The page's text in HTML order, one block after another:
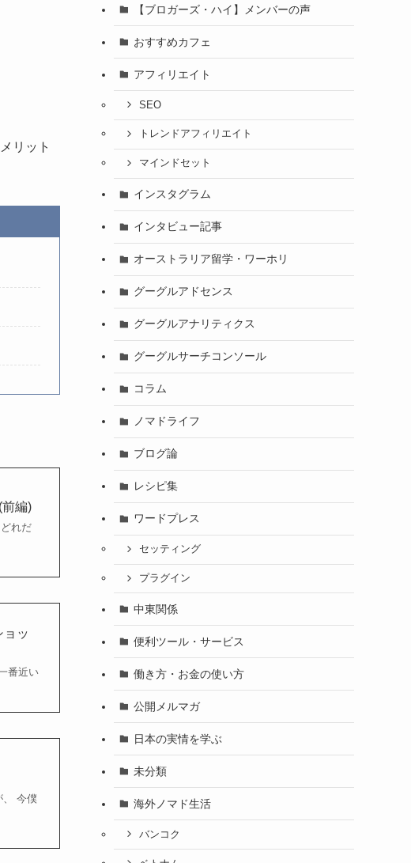
リット
前編)
れだ
ョッ
番近い
、 今僕
【ブロガーズ・ハイ】メンバーの声
おすすめカフェ
アフィリエイト
SEO
トレンドアフィリエイト
マインドセット
インスタグラム
インタビュー記事
オーストラリア留学・ワーホリ
グーグルアドセンス
グーグルアナリティクス
グーグルサーチコンソール
コラム
ノマドライフ
ブログ論
レシピ集
ワードプレス
セッティング
プラグイン
中東関係
便利ツール・サービス
働き方・お金の使い方
公開メルマガ
日本の実情を学ぶ
未分類
海外ノマド生活
バンコク